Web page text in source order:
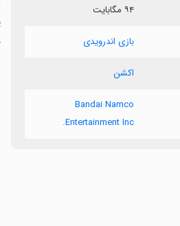
۹۴ مگابایت
بازی اندرویدی
اکشن
Bandai Namco
Entertainment Inc.